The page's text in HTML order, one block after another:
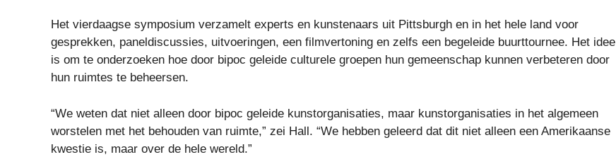
Het vierdaagse symposium verzamelt experts en kunstenaars uit Pittsburgh en in het hele land voor
gesprekken, paneldiscussies, uitvoeringen, een filmvertoning en zelfs een begeleide buurttournee. Het idee
is om te onderzoeken hoe door bipoc geleide culturele groepen hun gemeenschap kunnen verbeteren door
hun ruimtes te beheersen.
“We weten dat niet alleen door bipoc geleide kunstorganisaties, maar kunstorganisaties in het algemeen
worstelen met het behouden van ruimte,” zei Hall. “We hebben geleerd dat dit niet alleen een Amerikaanse
kwestie is, maar over de hele wereld.”